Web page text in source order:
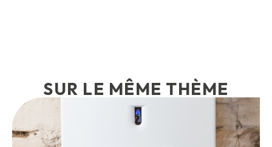
SUR LE MÊME THÈME